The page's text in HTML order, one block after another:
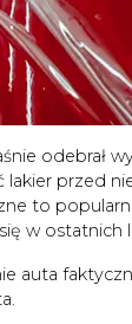
odebrał
przed
to
w